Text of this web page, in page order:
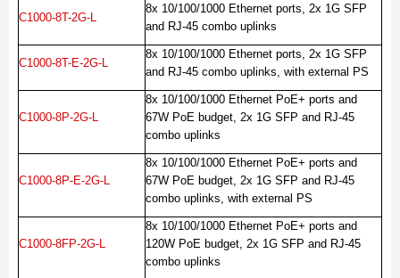
C1000-8T-2G-L
8x 10/100/1000 Ethernet ports, 2x 1G SFP
and RJ-45 combo uplinks
C1000-8T-E-2G-L
8x 10/100/1000 Ethernet ports, 2x 1G SFP
and RJ-45 combo uplinks, with external PS
C1000-8P-2G-L
8x 10/100/1000 Ethernet PoE+ ports and
67W PoE budget, 2x 1G SFP and RJ-45
combo uplinks
C1000-8P-E-2G-L
8x 10/100/1000 Ethernet PoE+ ports and
67W PoE budget, 2x 1G SFP and RJ-45
combo uplinks, with external PS
C1000-8FP-2G-L
8x 10/100/1000 Ethernet PoE+ ports and
120W PoE budget, 2x 1G SFP and RJ-45
combo uplinks